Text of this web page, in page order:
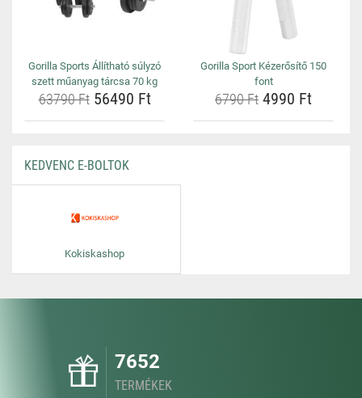
Gorilla Sports Állítható súlyzó
szett műanyag tárcsa 70 kg
63790 Ft56490 Ft
Gorilla Sport Kézerősítő 150
font
6790 Ft 4990 Ft
KEDVENC E-BOLTOK
Kokiskashop
7652
TERMÉKEK